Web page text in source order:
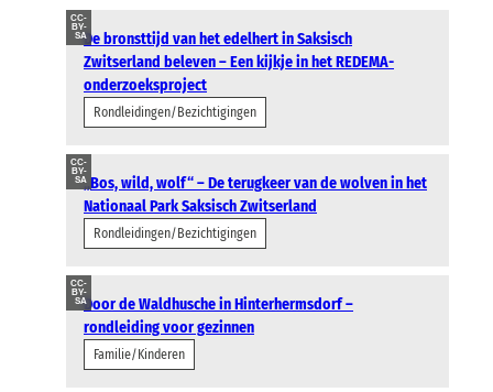
CC-
BY-
SADe bronsttijd van het edelhert in Saksisch
Zwitserland beleven – Een kijkje in het REDEMA-
onderzoeksproject
Rondleidingen/Bezichtigingen
CC-
BY-
SA„Bos, wild, wolf“ – De terugkeer van de wolven in het
Nationaal Park Saksisch Zwitserland
Rondleidingen/Bezichtigingen
CC-
BY-
SADoor de Waldhusche in Hinterhermsdorf –
rondleiding voor gezinnen
Familie/Kinderen